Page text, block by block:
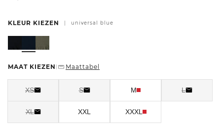
KLEUR KIEZEN universal blue
MAAT KIEZEN Maattabel
XS S M L
XL XXL XXXL